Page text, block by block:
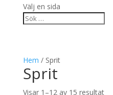
Välj en sida
Hem / Sprit
Sprit
Visar 1–12 av 15 resultat